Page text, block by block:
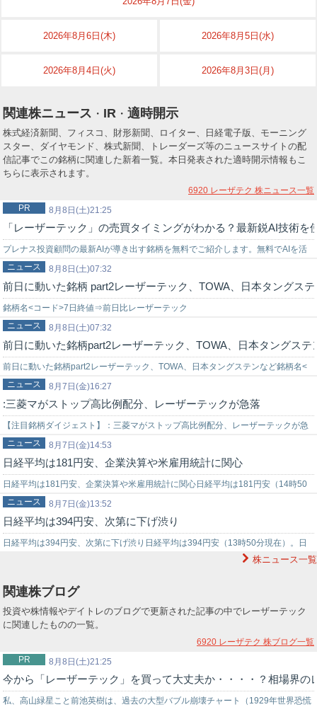
2026年8月6日(木) 2026年8月5日(水)
2026年8月4日(火) 2026年8月3日(月)
関連株ニュース ・ IR ・ 適時開示
株式経済新聞、フィスコ、財形新聞、ロイター、日経電子版、モーニング
スター、ダイヤモンド、株式新聞、トレーダーズ等のニュースサイトの配
信記事でこの銘柄に関連した新着一覧。本日発表された適時開示情報もこ
ちらに表示されます。
6920 レーザテク 株ニュース一覧
8月8日(土)21:25
PR
「レーザーテック」の売買タイミングがわかる？最新鋭AI技術を
プレナス投資顧問の最新AIが導き出す銘柄を無料でご紹介します。無料でAIを活
用した株式投資を始めてみませんか？上手く使いこなせれば…
8月8日(土)07:32
ニュース
前日に動いた銘柄 part2レーザーテック、TOWA、日本タングス
銘柄名<コード>7日終値⇒前日比レーザーテック
<ahref="https://web.fisco.jp/platform…
8月8日(土)07:32
ニュース
前日に動いた銘柄part2レーザーテック、TOWA、日本タングステ
前日に動いた銘柄part2レーザーテック、TOWA、日本タングステンなど銘柄名<
コード>7日終値⇒前日比レーザーテック<6920>37460-587…
8月7日(金)16:27
ニュース
:三菱マがストップ高比例配分、レーザーテックが急落
【注目銘柄ダイジェスト】：三菱マがストップ高比例配分、レーザーテックが急
落<5711>三菱マ5157+700ストップ高比例配分。前日に第1四半期の決…
8月7日(金)14:53
ニュース
日経平均は181円安、企業決算や米雇用統計に関心
日経平均は181円安、企業決算や米雇用統計に関心日経平均は181円安（14時50
分現在）。日経平均寄与度では、アドバンテスト<6857>、ソフトバン…
8月7日(金)13:52
ニュース
日経平均は394円安、次第に下げ渋り
日経平均は394円安、次第に下げ渋り日経平均は394円安（13時50分現在）。日
経平均寄与度では、アドバンテスト<6857>、ソフトバンクG<998…株ニュース一覧
関連株ブログ
投資や株情報やデイトレのブログで更新された記事の中でレーザーテック
に関連したものの一覧。
6920 レーザテク 株ブログ一覧
8月8日(土)21:25
PR
今から「レーザーテック」を買って大丈夫か・・・・？相場界の
私、高山緑星こと前池英樹は、過去の大型バブル崩壊チャート（1929年世界恐慌